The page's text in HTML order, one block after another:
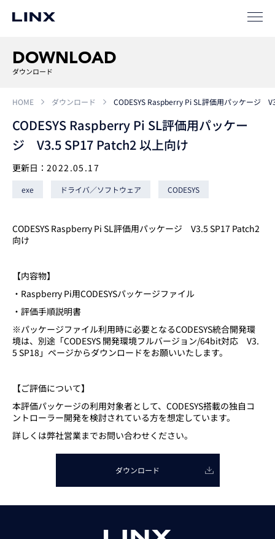
ソリューション
SIパートナー
DOWNLOAD
ダウンロード
HOME ダウンロード CODESYS Raspberry Pi SL評価用パッケージ
CODESYS Raspberry Pi SL評価用パッケー
ジ V3.5 SP17 Patch2 以上向け
更新日： 2022.05.17
exe ドライバ／ソフトウェア CODESYS
CODESYS Raspberry Pi SL評価用パッケージ V3.5 SP17 Patch2
向け
【内容物】
・Raspberry Pi用CODESYSパッケージファイル
・評価手順説明書
※パッケージファイル利用時に必要となるCODESYS統合開発環
境は、別途「CODESYS 開発環境フルバージョン/64bit対応 V3.
5 SP18」ページからダウンロードをお願いいたします。
【ご評価について】
本評価パッケージの利用対象者として、CODESYS搭載の独自コ
ントローラー開発を検討されている方を想定しています。
詳しくは弊社営業までお問い合わせください。
ダウンロード